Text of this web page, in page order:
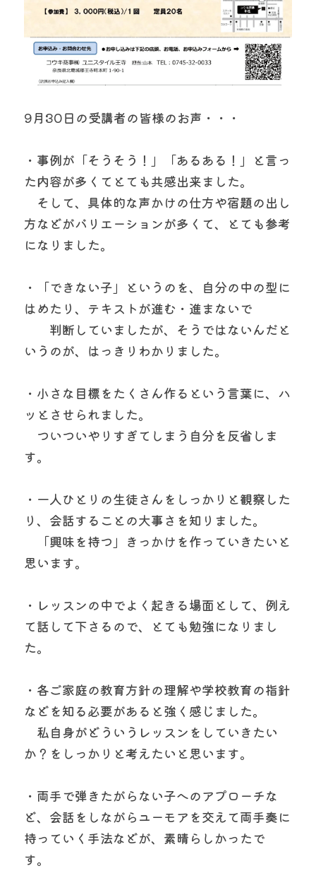
9月30日の受講者の皆様のお声・・・
・事例が「そうそう！」「あるある！」と言っ
た内容が多くてとても共感出来ました。
そして、具体的な声かけの仕方や宿題の出し
方などがバリエーションが多くて、とても参考
になりました。
・「できない子」というのを、自分の中の型に
はめたり、テキストが進む・進まないで
判断していましたが、そうではないんだと
いうのが、はっきりわかりました。
・小さな目標をたくさん作るという言葉に、ハ
ッとさせられました。
ついついやりすぎてしまう自分を反省しま
す。
・一人ひとりの生徒さんをしっかりと観察した
り、会話することの大事さを知りました。
「興味を持つ」きっかけを作っていきたいと
思います。
・レッスンの中でよく起きる場面として、例え
て話して下さるので、とても勉強になりまし
た。
・各ご家庭の教育方針の理解や学校教育の指針
などを知る必要があると強く感じました。
私自身がどういうレッスンをしていきたい
か？をしっかりと考えたいと思います。
・両手で弾きたがらない子へのアプローチな
ど、会話をしながらユーモアを交えて両手奏に
持っていく手法などが、素晴らしかったで
す。